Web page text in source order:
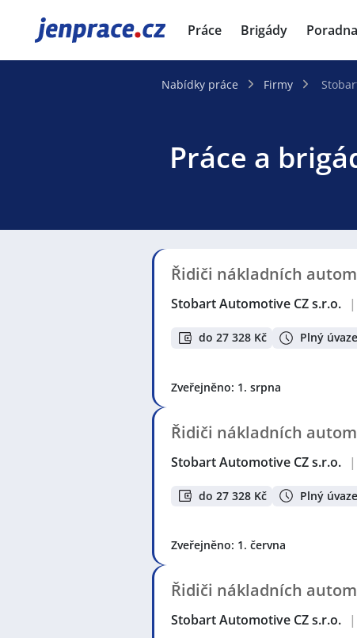
JenPráce.cz Práce Brigády Poradna
Nabídky práce Firmy
Práce a
Řidiči nákladních
Stobart Automotive CZ s.r.o. |
do 27 328 Kč Plný
Zveřejněno: 1. srpna
Řidiči nákladních
Stobart Automotive CZ s.r.o. |
do 27 328 Kč Plný
Zveřejněno: 1. června
Řidiči nákladních
Stobart Automotive CZ s.r.o. |